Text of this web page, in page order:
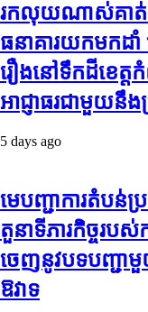
រកលុយណាស់គា
ធនាគារយកមកដាំ
រឿងនៅទឹកដីខេត្
អាជ្ញាធរជាមួយនឹ
5 days ago
មេបញ្ជាការតំបន់
តួនាទីភារកិច្ចរ
ចេញនូវបទបញ្ជា
ឱវាទ